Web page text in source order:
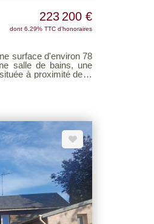
223 200 €
dont 6.29% TTC d'honoraires
surface d'environ 78
de bains, une
à proximité de la